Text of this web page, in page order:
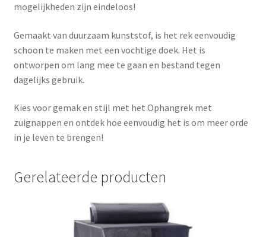
mogelijkheden zijn eindeloos!
Gemaakt van duurzaam kunststof, is het rek eenvoudig
schoon te maken met een vochtige doek. Het is
ontworpen om lang mee te gaan en bestand tegen
dagelijks gebruik.
Kies voor gemak en stijl met het Ophangrek met
zuignappen en ontdek hoe eenvoudig het is om meer orde
in je leven te brengen!
Gerelateerde producten